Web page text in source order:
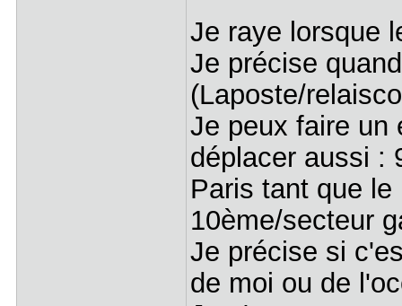
Je raye lorsque
Je précise
(Laposte/
Je peux faire un
déplacer aussi :
Paris tant que
10ème/secteur
Je précise si
de moi ou de